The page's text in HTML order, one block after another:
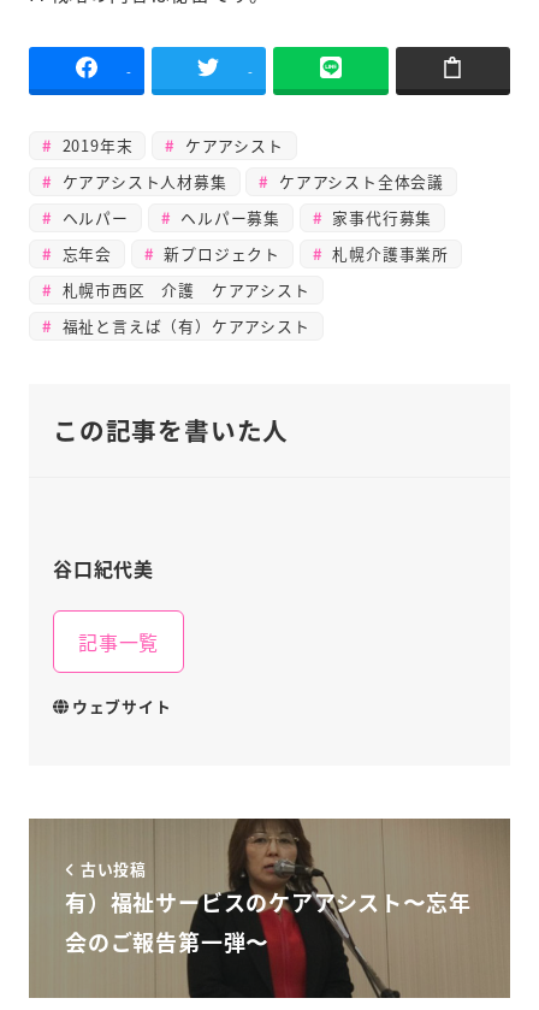
- -
2019年末
ケアアシスト
ケアアシスト人材募集
ケアアシスト全体会議
ヘルパー
ヘルパー募集
家事代行募集
忘年会
新プロジェクト
札幌介護事業所
札幌市西区 介護 ケアアシスト
福祉と言えば（有）ケアアシスト
この記事を書いた人
谷口紀代美
記事一覧
ウェブサイト
古い投稿
有）福祉サービスのケアアシスト〜忘年
会のご報告第一弾〜